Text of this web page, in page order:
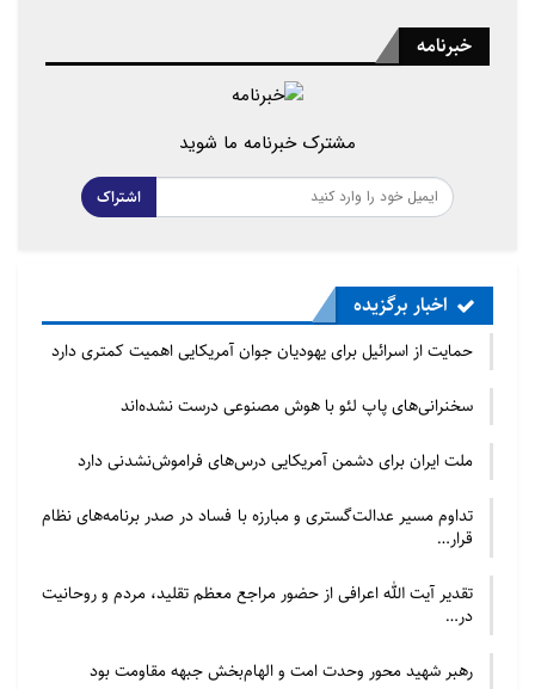
ترویج و باز‌تولید این فرهنگ می‌انجامند،
نمایان شوند. اما چرا باید فاشیسم و
پوپولیسم را دقیق‌تر شناخت؟ پاسخ آن
است که امروز خطر فاشیسم و
قوت دوران اوج آنها باقی است. در امریکای
لاتین پوپولیست‌های چپگرا مانند
رهبری «رجب طیب اردوغان»، در امریکا
پوپولیست راست‌گرایی همچون «دونالد
فرانسوی تا گروه‌های نژادپرست فاشیست و
راست‌های افراطی را تجربه کرده‌ایم. وجود
مورد ابعاد این پدیده‌ها را افزایش داده
است. کتاب توتالیتاریسم فرهنگی دارای
یک پیشگفتار و سه گفتار است. در
پیشگفتار، تفاوت استبداد سنتی با
دیکتاتوری‌های مدرن یا همان حکومت‌های
خبرنامه
مشترک خبرنامه ما شوید
اشتراک
اخبار برگزیده
حمایت از اسرائیل برای یهودیان جوان آمریکایی اهمیت کمتری دارد
سخنرانی‌های پاپ لئو با هوش مصنوعی درست نشده‌اند
ملت ایران برای دشمن آمریکایی درس‌های فراموش‌نشدنی دارد
تداوم مسیر عدالت‌گستری و مبارزه با فساد در صدر برنامه‌های نظام
قرار…
تقدیر آیت الله اعرافی از حضور مراجع معظم تقلید، مردم و روحانیت
در…
رهبر شهید محور وحدت امت و الهام‌بخش جبهه مقاومت بود